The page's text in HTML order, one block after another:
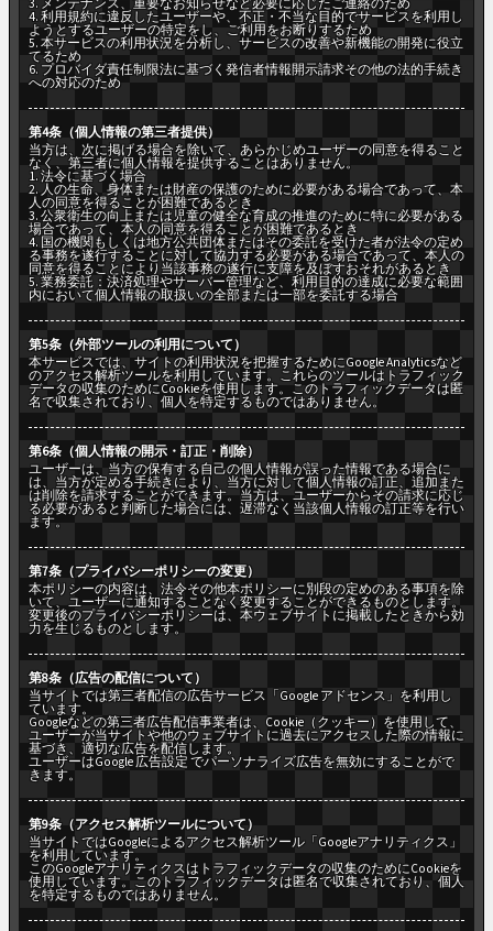
3. メンテナンス、重要なお知らせなど必要に応じたご連絡のため
4. 利用規約に違反したユーザーや、不正・不当な目的でサービスを利用し
ようとするユーザーの特定をし、ご利用をお断りするため
5. 本サービスの利用状況を分析し、サービスの改善や新機能の開発に役立
てるため
6. プロバイダ責任制限法に基づく発信者情報開示請求その他の法的手続き
への対応のため
第4条（個人情報の第三者提供）
当方は、次に掲げる場合を除いて、あらかじめユーザーの同意を得ること
なく、第三者に個人情報を提供することはありません。
1. 法令に基づく場合
2. 人の生命、身体または財産の保護のために必要がある場合であって、本
人の同意を得ることが困難であるとき
3. 公衆衛生の向上または児童の健全な育成の推進のために特に必要がある
場合であって、本人の同意を得ることが困難であるとき
4. 国の機関もしくは地方公共団体またはその委託を受けた者が法令の定め
る事務を遂行することに対して協力する必要がある場合であって、本人の
同意を得ることにより当該事務の遂行に支障を及ぼすおそれがあるとき
5. 業務委託：決済処理やサーバー管理など、利用目的の達成に必要な範囲
内において個人情報の取扱いの全部または一部を委託する場合
第5条（外部ツールの利用について）
本サービスでは、サイトの利用状況を把握するためにGoogle Analyticsなど
のアクセス解析ツールを利用しています。これらのツールはトラフィック
データの収集のためにCookieを使用します。このトラフィックデータは匿
名で収集されており、個人を特定するものではありません。
第6条（個人情報の開示・訂正・削除）
ユーザーは、当方の保有する自己の個人情報が誤った情報である場合に
は、当方が定める手続きにより、当方に対して個人情報の訂正、追加また
は削除を請求することができます。当方は、ユーザーからその請求に応じ
る必要があると判断した場合には、遅滞なく当該個人情報の訂正等を行い
ます。
第7条（プライバシーポリシーの変更）
本ポリシーの内容は、法令その他本ポリシーに別段の定めのある事項を除
いて、ユーザーに通知することなく変更することができるものとします。
変更後のプライバシーポリシーは、本ウェブサイトに掲載したときから効
力を生じるものとします。
第8条（広告の配信について）
当サイトでは第三者配信の広告サービス「Google アドセンス」を利用し
ています。
Googleなどの第三者広告配信事業者は、Cookie（クッキー）を使用して、
ユーザーが当サイトや他のウェブサイトに過去にアクセスした際の情報に
基づき、適切な広告を配信します。
ユーザーはGoogle 広告設定 でパーソナライズ広告を無効にすることがで
きます。
第9条（アクセス解析ツールについて）
当サイトではGoogleによるアクセス解析ツール「Googleアナリティクス」
を利用しています。
このGoogleアナリティクスはトラフィックデータの収集のためにCookieを
使用しています。このトラフィックデータは匿名で収集されており、個人
を特定するものではありません。